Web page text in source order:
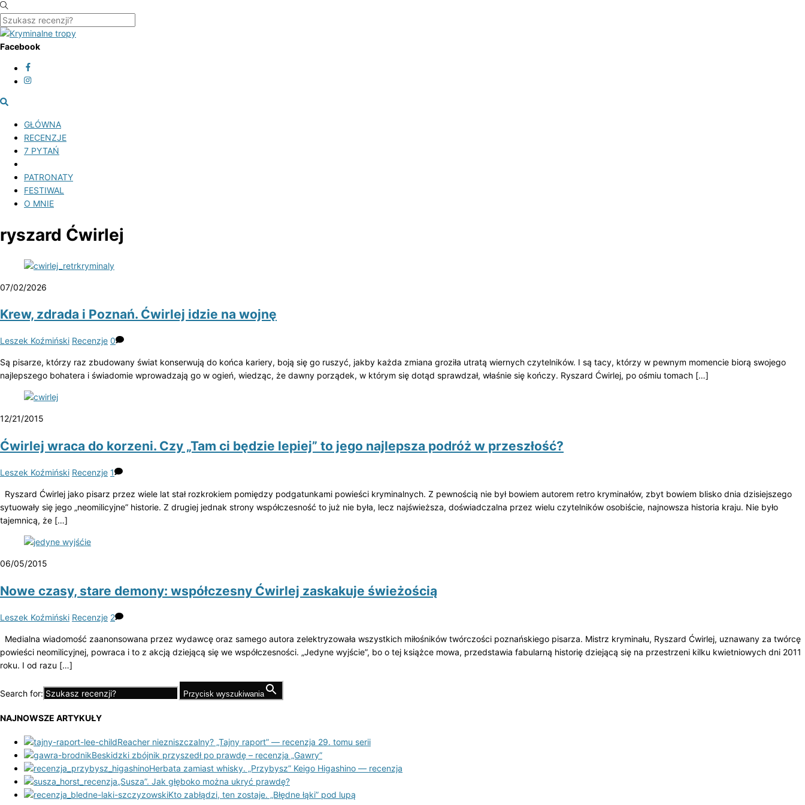
Skip
to
content
Menu
Facebook
Szukasz
GŁÓWNA
RECENZJE
7 PYTAŃ
PATRONATY
FESTIWAL
O MNIE
Menu
ryszard Ćwirlej
07/02/2026
Krew, zdrada i Poznań. Ćwirlej idzie na wojnę
Leszek Koźmiński Recenzje 0
Są pisarze, którzy raz zbudowany świat konserwują do końca kariery, boją się go ruszyć, jakby każda zmiana groziła utratą wiernych czytelników. I są tacy, którzy w pewnym momencie biorą swojego
najlepszego bohatera i świadomie wprowadzają go w ogień, wiedząc, że dawny porządek, w którym się dotąd sprawdzał, właśnie się kończy. Ryszard Ćwirlej, po ośmiu tomach […]
12/21/2015
Ćwirlej wraca do korzeni. Czy „Tam ci będzie lepiej” to jego najlepsza podróż w przeszłość?
Leszek Koźmiński Recenzje 1
Ryszard Ćwirlej jako pisarz przez wiele lat stał rozkrokiem pomiędzy podgatunkami powieści kryminalnych. Z pewnością nie był bowiem autorem retro kryminałów, zbyt bowiem blisko dnia dzisiejszego
sytuowały się jego „neomilicyjne” historie. Z drugiej jednak strony współczesność to już nie była, lecz najświeższa, doświadczalna przez wielu czytelników osobiście, najnowsza historia kraju. Nie było
tajemnicą, że […]
06/05/2015
Nowe czasy, stare demony: współczesny Ćwirlej zaskakuje świeżością
Leszek Koźmiński Recenzje 2
Medialna wiadomość zaanonsowana przez wydawcę oraz samego autora zelektryzowała wszystkich miłośników twórczości poznańskiego pisarza. Mistrz kryminału, Ryszard Ćwirlej, uznawany za twórcę
powieści neomilicyjnej, powraca i to z akcją dziejącą się we współczesności. „Jedyne wyjście”, bo o tej książce mowa, przedstawia fabularną historię dziejącą się na przestrzeni kilku kwietniowych dni 2011
roku. I od razu […]
Search for: Przycisk wyszukiwania
NAJNOWSZE ARTYKUŁY
Reacher niezniszczalny? „Tajny raport” — recenzja 29. tomu serii
Beskidzki zbójnik przyszedł po prawdę – recenzja „Gawry”
Herbata zamiast whisky. „Przybysz” Keigo Higashino — recenzja
„Susza”. Jak głęboko można ukryć prawdę?
Kto zabłądzi, ten zostaje. „Błędne łąki” pod lupą